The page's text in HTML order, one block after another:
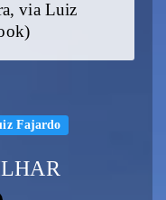
via Luiz
Fajardo